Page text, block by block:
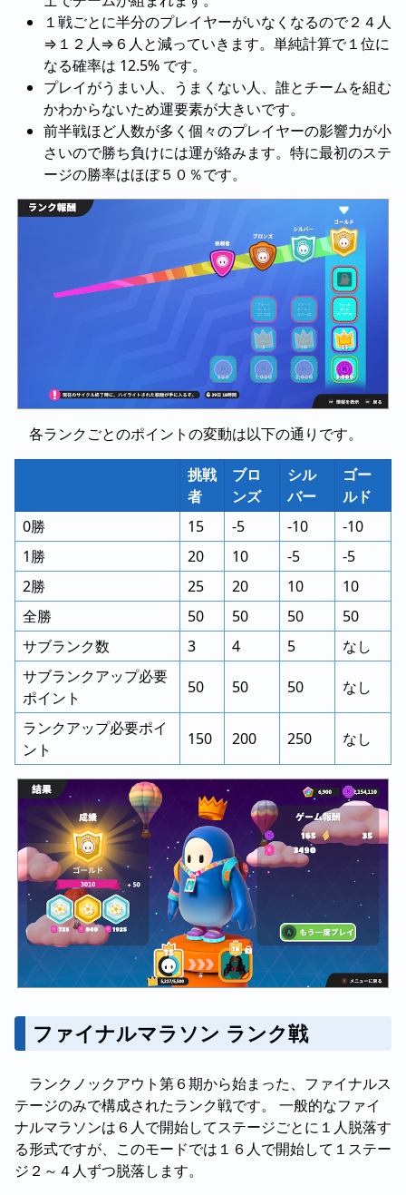
１戦ごとに半分のプレイヤーがいなくなるので２４人
⇒１２人⇒６人と減っていきます。単純計算で１位に
なる確率は 12.5% です。
プレイがうまい人、うまくない人、誰とチームを組む
かわからないため運要素が大きいです。
前半戦ほど人数が多く個々のプレイヤーの影響力が小
さいので勝ち負けには運が絡みます。特に最初のステ
ージの勝率はほぼ５０％です。
各ランクごとのポイントの変動は以下の通りです。
挑戦
者
ブロ
ンズ
シル
バー
ゴー
ルド
0勝
15 -5 -10
-10
1勝
20 10 -5
-5
2勝
25 20 10
10
全勝
50 50 50
50
サブランク数
3 4 5
なし
サブランクアップ必要
ポイント
50 50 50 なし
ランクアップ必要ポイ
ント
150 200 250 なし
ファイナルマラソン ランク戦
ランクノックアウト第６期から始まった、ファイナルス
テージのみで構成されたランク戦です。 一般的なファイ
ナルマラソンは６人で開始してステージごとに１人脱落す
る形式ですが、このモードでは１６人で開始して１ステー
ジ２～４人ずつ脱落します。